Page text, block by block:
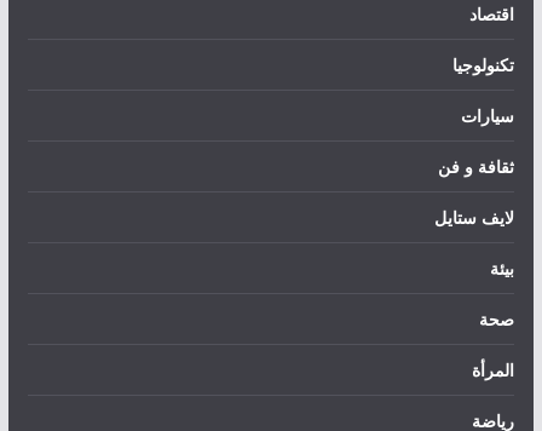
اقتصاد
تكنولوجيا
سيارات
ثقافة و فن
لايف ستايل
بيئة
صحة
المرأة
رياضة